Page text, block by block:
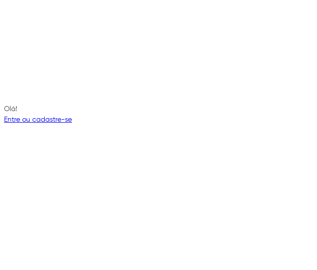
Olá!
Entre ou cadastre-se